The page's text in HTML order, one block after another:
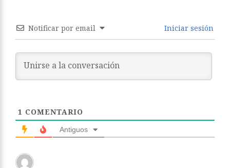
Notificar por email Iniciar sesión
1 COMENTARIO
Antiguos